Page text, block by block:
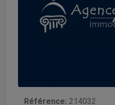
Référence: 214032